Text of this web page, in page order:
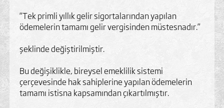
“Tek primli yıllık gelir sigortalarından yapılan
ödemelerin tamamı gelir vergisinden müstesnadır.”
şeklinde değiştirilmiştir.
Bu değişiklikle, bireysel emeklilik sistemi
çerçevesinde hak sahiplerine yapılan ödemelerin
tamamı istisna kapsamından çıkartılmıştır.